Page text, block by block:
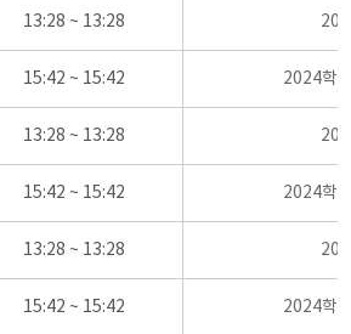
13:28 ~ 13:28
15:42 ~ 15:42 2024학
13:28 ~ 13:28
15:42 ~ 15:42 2024학
13:28 ~ 13:28
15:42 ~ 15:42 2024학